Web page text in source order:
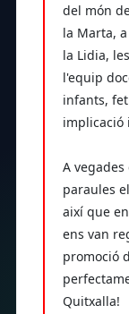
del món
la Marta,
la Lidia,
l'equip
infants,
implicació
A
paraules
així que
ens van
promoció
Quitxalla!